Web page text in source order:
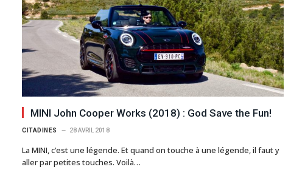
MINI John Cooper Works (2018) : God Save the Fun!
CITADINES 28 AVRIL 2018
La MINI, c’est une légende. Et quand on touche à une légende, il faut y
aller par petites touches. Voilà…